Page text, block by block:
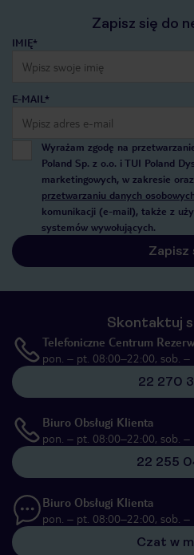
Zapisz się do
IMIĘ*
E-MAIL*
Wyrażam zgodę na
Poland Sp. z o.o. i TUI Poland
marketingowych, w zakresie
przetwarzaniu danych
komunikacji (e-mail), także z
systemów wywołujących.
Zapisz
Skontaktuj
Telefoniczne Centrum
pon. – pt. 08:00–22:00, sob. –
22 270
Biuro Obsługi Klienta
pon. – pt. 08:00–22:00, sob. –
22 255
Biuro Obsługi Klienta
pon. – pt. 08:00–22:00, sob. –
Czat w